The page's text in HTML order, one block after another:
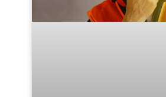
combinação de atividades